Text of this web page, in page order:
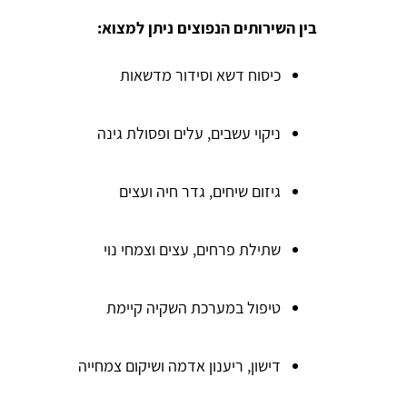
בין השירותים הנפוצים ניתן למצוא:
כיסוח דשא וסידור מדשאות
ניקוי עשבים, עלים ופסולת גינה
גיזום שיחים, גדר חיה ועצים
שתילת פרחים, עצים וצמחי נוי
טיפול במערכת השקיה קיימת
דישון, ריענון אדמה ושיקום צמחייה
anna lipaz
ממש כמו שכתוב. מקבלים כמה הצעות ומשווים מחירים!